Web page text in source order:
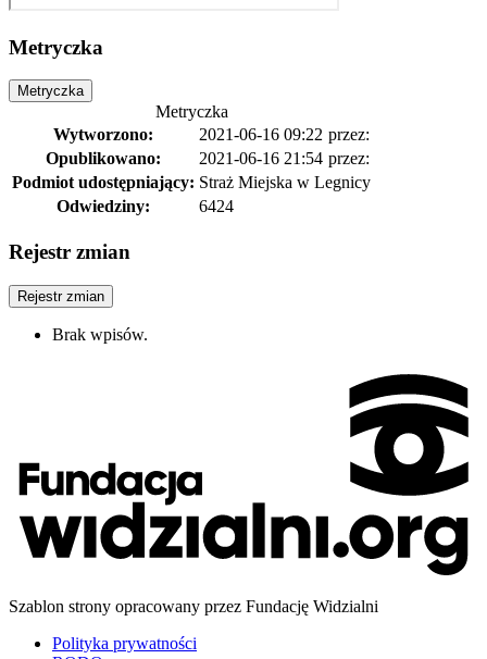
Metryczka
Metryczka
Metryczka
Wytworzono:
2021-06-16 09:22 przez:
Opublikowano:
2021-06-16 21:54 przez:
Podmiot udostępniający: Straż Miejska w Legnicy
Odwiedziny:
6424
Rejestr zmian
Rejestr zmian
Brak wpisów.
Szablon strony opracowany przez Fundację Widzialni
Polityka prywatności